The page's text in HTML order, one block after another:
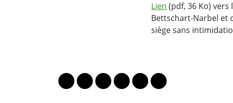
Lien (pdf, 36 Ko)
Bettschart-Narbel et
siège sans
Lien vers le profil Mastodon
Lien vers le profil Bluesky
Lien vers le profil Instagram
Lien vers le profil Linkedin
Lien vers le profil
Lien vers le profil